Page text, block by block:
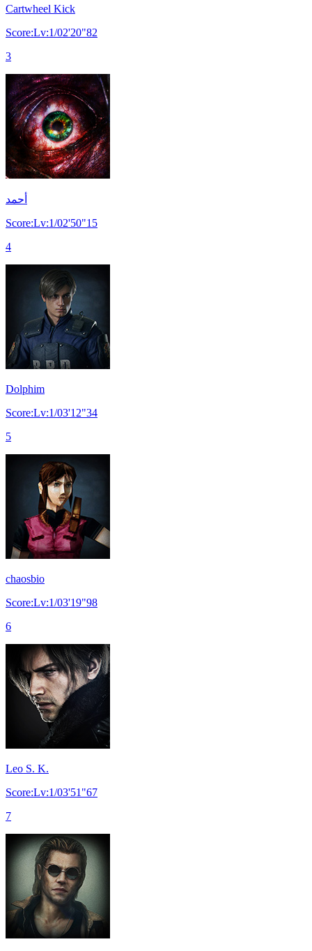
Cartwheel Kick
Score:Lv:1/02'20"82
3
أحمد
Score:Lv:1/02'50"15
4
Dolphim
Score:Lv:1/03'12"34
5
chaosbio
Score:Lv:1/03'19"98
6
Leo S. K.
Score:Lv:1/03'51"67
7